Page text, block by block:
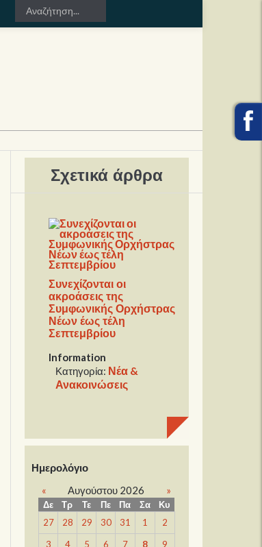
Σχετικά άρθρα
Συνεχίζονται οι
ακροάσεις της
Συμφωνικής Ορχήστρας
Νέων έως τέλη
Σεπτεμβρίου
Information
Κατηγορία: Νέα &
Ανακοινώσεις
Ημερολόγιο
« Αυγούστου 2026 »
Δε Τρ Τε Πε Πα Σα
Κυ
27
28 29 30 31 1
2
3
4 5 6 7 8
9